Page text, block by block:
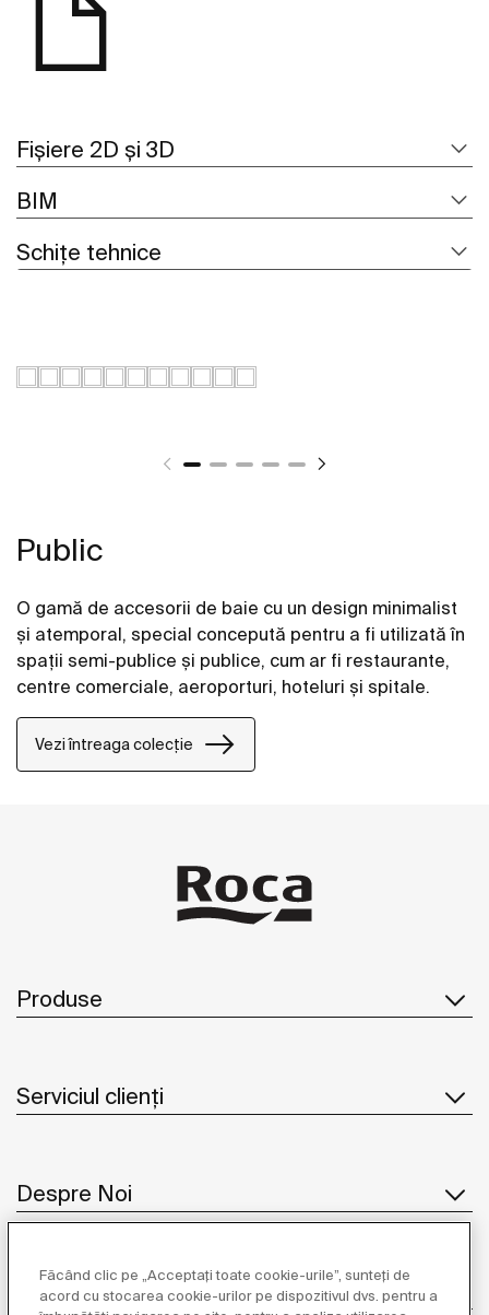
Fișiere 2D și 3D
BIM
Schițe tehnice
Public
O gamă de accesorii de baie cu un design minimalist
și atemporal, special concepută pentru a fi utilizată în
spații semi-publice și publice, cum ar fi restaurante,
centre comerciale, aeroporturi, hoteluri și spitale.
Vezi întreaga colecție
Produse
Serviciul clienți
Despre Noi
Inspirație
Făcând clic pe „Acceptați toate cookie-urile”, sunteți de
acord cu stocarea cookie-urilor pe dispozitivul dvs. pentru a